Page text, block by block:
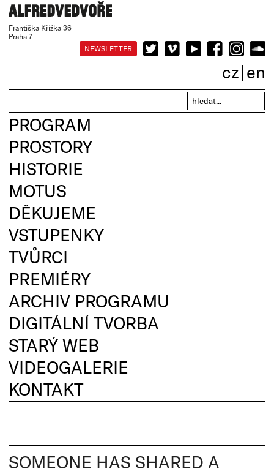
Františka Křížka 36
Praha 7
NEWSLETTER
cz en
PROGRAM
PROSTORY
HISTORIE
MOTUS
DĚKUJEME
VSTUPENKY
TVŮRCI
PREMIÉRY
ARCHIV PROGRAMU
DIGITÁLNÍ TVORBA
STARÝ WEB
VIDEOGALERIE
KONTAKT
SOMEONE HAS SHARED A